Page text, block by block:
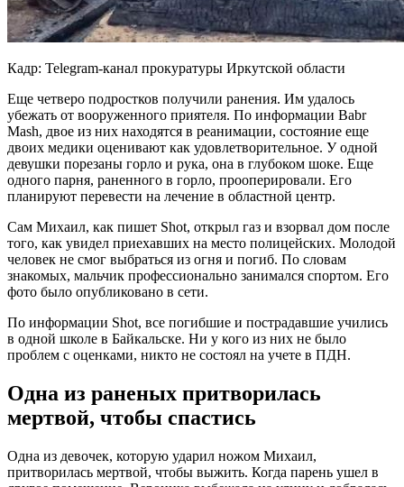
Кадр: Telegram-канал прокуратуры Иркутской области
Еще четверо подростков получили ранения. Им удалось
убежать от вооруженного приятеля. По информации Babr
Mash, двое из них находятся в реанимации, состояние еще
двоих медики оценивают как удовлетворительное. У одной
девушки порезаны горло и рука, она в глубоком шоке. Еще
одного парня, раненного в горло, прооперировали. Его
планируют перевести на лечение в областной центр.
Сам Михаил, как пишет Shot, открыл газ и взорвал дом после
того, как увидел приехавших на место полицейских. Молодой
человек не смог выбраться из огня и погиб. По словам
знакомых, мальчик профессионально занимался спортом. Его
фото было опубликовано в сети.
По информации Shot, все погибшие и пострадавшие учились
в одной школе в Байкальске. Ни у кого из них не было
проблем с оценками, никто не состоял на учете в ПДН.
Одна из раненых притворилась
мертвой, чтобы спастись
Одна из девочек, которую ударил ножом Михаил,
притворилась мертвой, чтобы выжить. Когда парень ушел в